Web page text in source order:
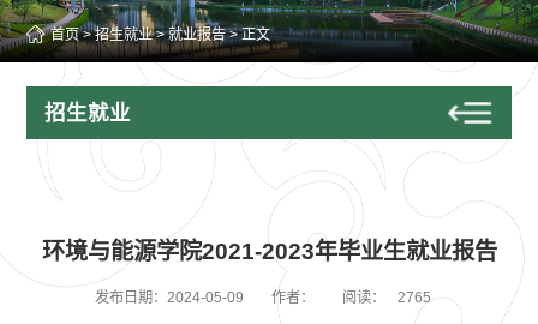
首页>招生就业>就业报告> 正文
招生就业
环境与能源学院2021-2023年毕业生就业报告
发布日期：2024-05-09 作者： 阅读： 2765